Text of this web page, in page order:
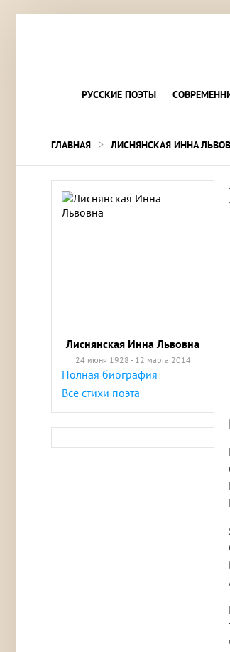
РУССКИЕ ПОЭТЫ
ГЛАВНАЯ > ЛИСНЯНСКАЯ ИННА
Лиснянская Инна Львовна
24 июня 1928 - 12 марта 2014
Полная биография
Все стихи поэта